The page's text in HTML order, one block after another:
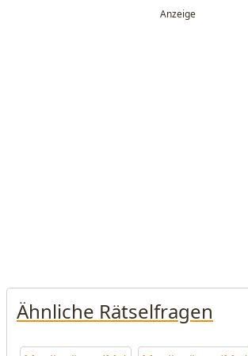
Ähnliche Rätselfragen